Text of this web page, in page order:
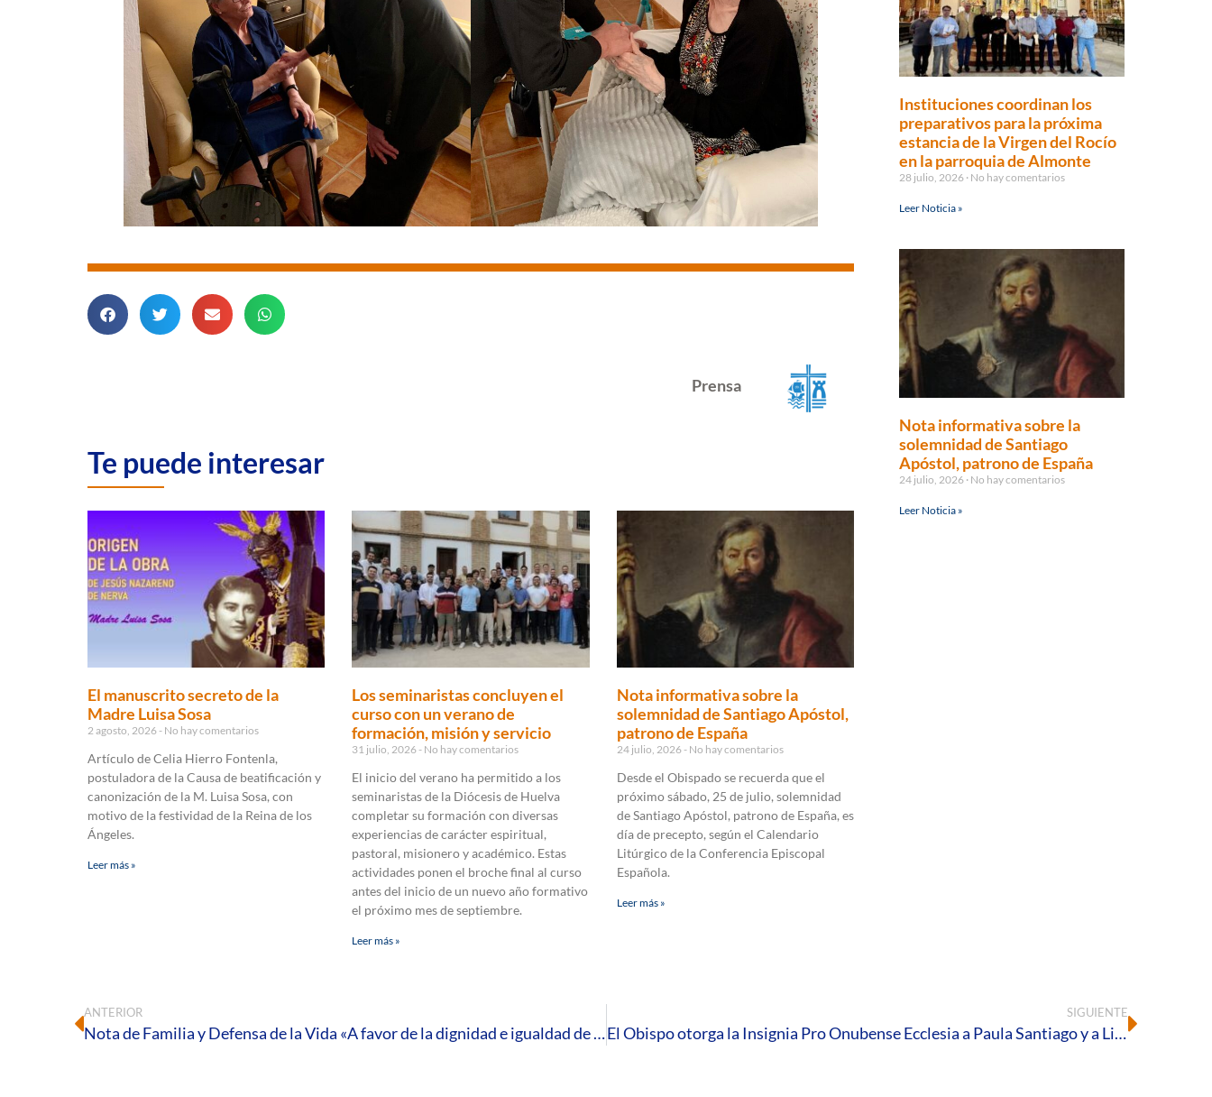
Prensa
Te puede interesar
El manuscrito secreto de la
Madre Luisa Sosa
2 agosto, 2026 No hay comentarios
Artículo de Celia Hierro Fontenla,
postuladora de la Causa de beatificación y
canonización de la M. Luisa Sosa, con
motivo de la festividad de la Reina de los
Ángeles.
Leer más »
Los seminaristas concluyen el
curso con un verano de
formación, misión y servicio
31 julio, 2026 No hay comentarios
El inicio del verano ha permitido a los
seminaristas de la Diócesis de Huelva
completar su formación con diversas
experiencias de carácter espiritual,
pastoral, misionero y académico. Estas
actividades ponen el broche final al curso
antes del inicio de un nuevo año formativo
el próximo mes de septiembre.
Leer más »
Nota informativa sobre la
solemnidad de Santiago Apóstol,
patrono de España
24 julio, 2026 No hay comentarios
Desde el Obispado se recuerda que el
próximo sábado, 25 de julio, solemnidad
de Santiago Apóstol, patrono de España, es
día de precepto, según el Calendario
Litúrgico de la Conferencia Episcopal
Española.
Leer más »
Instituciones coordinan los
preparativos para la próxima
estancia de la Virgen del Rocío
en la parroquia de Almonte
28 julio, 2026 No hay comentarios
Leer Noticia »
Nota informativa sobre la
solemnidad de Santiago
Apóstol, patrono de España
24 julio, 2026 No hay comentarios
Leer Noticia »
ANTERIOR
Nota de Familia y Defensa de la Vida «A favor de la dignidad e igualdad de toda vida humana»
SIGUIENTE
El Obispo otorga la Insignia Pro Onubense Ecclesia a Paula Santiago y a Lina Ramírez